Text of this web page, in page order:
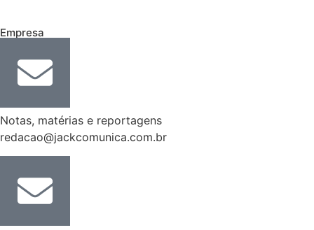
Empresa
Notas, matérias e reportagens
redacao@jackcomunica.com.br